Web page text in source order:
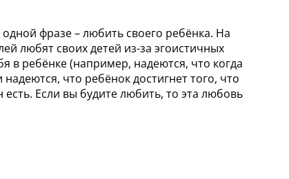
фразе – любить своего ребёнка. На
любят своих детей из-за эгоистичных
в ребёнке (например, надеются, что когда
что ребёнок достигнет того, что
Если вы будите любить, то эта любовь